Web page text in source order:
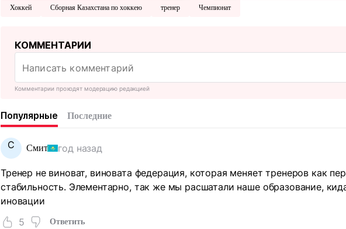
Хоккей Сборная Казахстана по хоккею тренер Чемпионат
КОММЕНТАРИИ
Комментарии проходят модерацию редакцией
Популярные Последние
С Смит год назад
Тренер не виноват, виновата федерация, которая меняет тренеров как
стабильность. Элементарно, так же мы расшатали наше образование,
иновации
5
Ответить